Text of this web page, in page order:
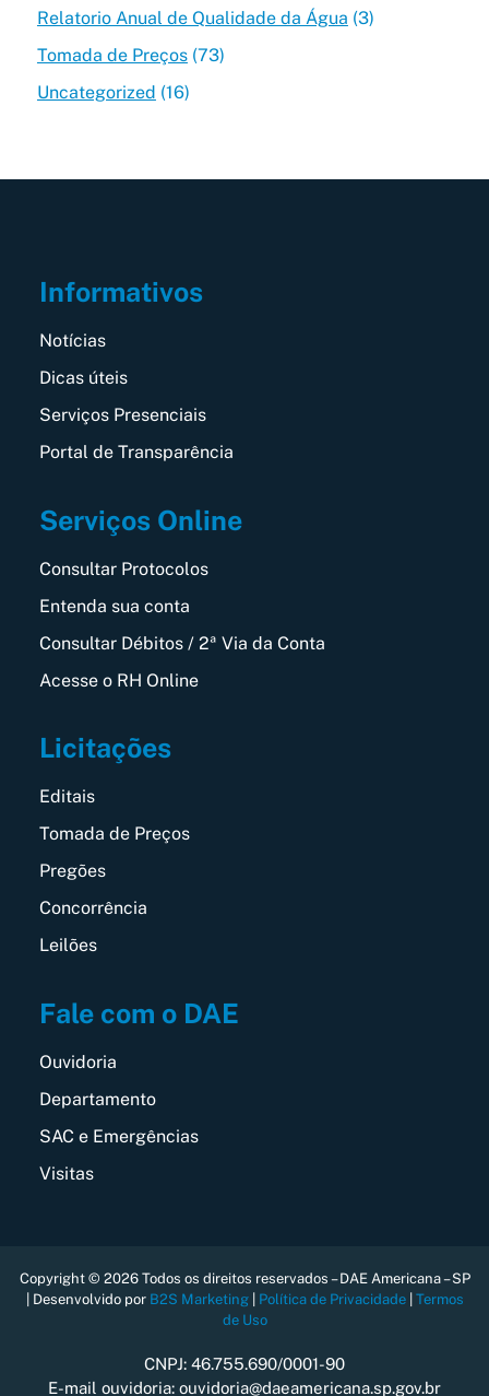
Relatorio Anual de Qualidade da Água (3)
Tomada de Preços(73)
Uncategorized (16)
Informativos
Notícias
Dicas úteis
Serviços Presenciais
Portal de Transparência
Serviços Online
Consultar Protocolos
Entenda sua conta
Consultar Débitos / 2ª Via da Conta
Acesse o RH Online
Licitações
Editais
Tomada de Preços
Pregões
Concorrência
Leilões
Fale com o DAE
Ouvidoria
Departamento
SAC e Emergências
Visitas
Copyright © 2026 Todos os direitos reservados – DAE Americana – SP
| Desenvolvido por B2S Marketing| Política de Privacidade| Termos
de Uso
CNPJ: 46.755.690/0001-90
E-mail ouvidoria: ouvidoria@daeamericana.sp.gov.br